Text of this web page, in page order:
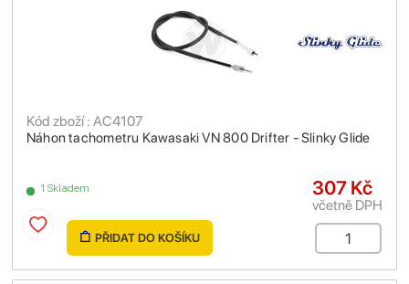
Náhon tachometru Kawasaki VN 800 Drifter - Slinky Glide
Kód zboží : AC4107
1 Skladem 307 Kč
včetně DPH
PŘIDAT DO KOŠÍKU